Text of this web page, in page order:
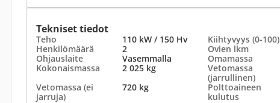
Tekniset tiedot
Teho 110 kW / 150 Hv Kiihtyvyys (0-100)
Henkilömäärä
2 Ovien lkm
Ohjauslaite
Vasemmalla Omamassa
Kokonaismassa
2 025 kg
Vetomassa
(jarrullinen)
Vetomassa (ei
jarruja)
720 kg
Polttoaineen
kulutus